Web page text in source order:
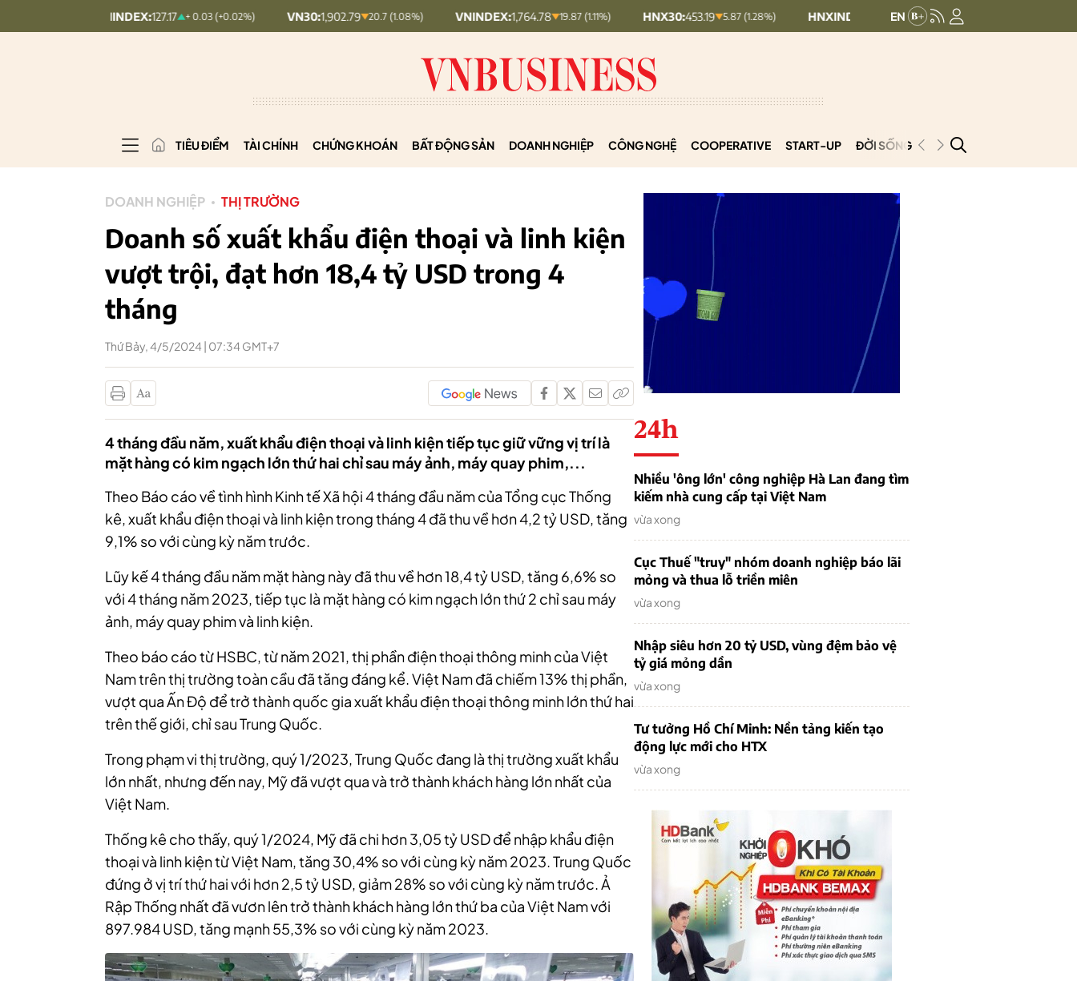
127.17 + 0.03 (+0.02%) VN30:1,902.79 20.7 (1.08%) VNINDEX: 1,764.78 19.87 (1.11%) HNX30: 453.19 5.87 (1.28%) HNXINDEX: 292.64 8.56 (2.84%) UPCOMINDEX:
TIÊU ĐIỂM TÀI CHÍNH CHỨNG KHOÁN BẤT ĐỘNG SẢN DOANH NGHIỆP CÔNG NGHỆ COOPERATIVE START-UP ĐỜI SỐNG PODCAST
DOANH NGHIỆP THỊ TRƯỜNG
Doanh số xuất khẩu điện thoại và linh kiện
vượt trội, đạt hơn 18,4 tỷ USD trong 4
tháng
Thứ Bảy, 4/5/2024 | 07:34 GMT+7
4 tháng đầu năm, xuất khẩu điện thoại và linh kiện tiếp tục giữ vững vị trí là
mặt hàng có kim ngạch lớn thứ hai chỉ sau máy ảnh, máy quay phim,...
Theo Báo cáo về tình hình Kinh tế Xã hội 4 tháng đầu năm của Tổng cục Thống
kê, xuất khẩu điện thoại và linh kiện trong tháng 4 đã thu về hơn 4,2 tỷ USD, tăng
9,1% so với cùng kỳ năm trước.
Lũy kế 4 tháng đầu năm mặt hàng này đã thu về hơn 18,4 tỷ USD, tăng 6,6% so
với 4 tháng năm 2023, tiếp tục là mặt hàng có kim ngạch lớn thứ 2 chỉ sau máy
ảnh, máy quay phim và linh kiện.
Theo báo cáo từ HSBC, từ năm 2021, thị phần điện thoại thông minh của Việt
Nam trên thị trường toàn cầu đã tăng đáng kể. Việt Nam đã chiếm 13% thị phần,
vượt qua Ấn Độ để trở thành quốc gia xuất khẩu điện thoại thông minh lớn thứ hai
trên thế giới, chỉ sau Trung Quốc.
Trong phạm vi thị trường, quý 1/2023, Trung Quốc đang là thị trường xuất khẩu
lớn nhất, nhưng đến nay, Mỹ đã vượt qua và trở thành khách hàng lớn nhất của
Việt Nam.
Thống kê cho thấy, quý 1/2024, Mỹ đã chi hơn 3,05 tỷ USD để nhập khẩu điện
thoại và linh kiện từ Việt Nam, tăng 30,4% so với cùng kỳ năm 2023. Trung Quốc
đứng ở vị trí thứ hai với hơn 2,5 tỷ USD, giảm 28% so với cùng kỳ năm trước. Ả
Rập Thống nhất đã vươn lên trở thành khách hàng lớn thứ ba của Việt Nam với
897.984 USD, tăng mạnh 55,3% so với cùng kỳ năm 2023.
24h
Nhiều 'ông lớn' công nghiệp Hà Lan đang tìm
kiếm nhà cung cấp tại Việt Nam
vừa xong
Cục Thuế "truy" nhóm doanh nghiệp báo lãi
mỏng và thua lỗ triền miên
vừa xong
Nhập siêu hơn 20 tỷ USD, vùng đệm bảo vệ
tỷ giá mỏng dần
vừa xong
Tư tưởng Hồ Chí Minh: Nền tảng kiến tạo
động lực mới cho HTX
vừa xong